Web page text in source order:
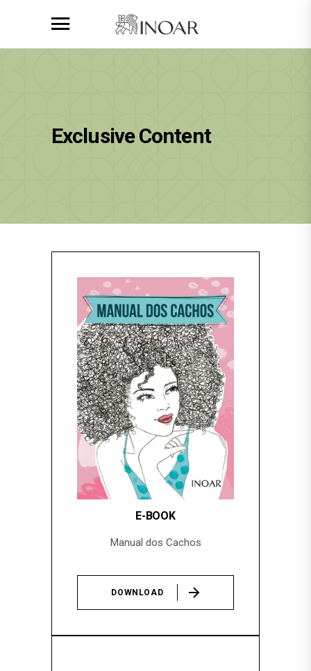
Exclusive Content
E-BOOK
Manual dos Cachos
DOWNLOAD